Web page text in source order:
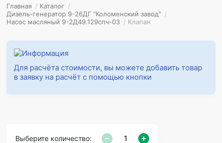
Главная / Каталог /
Дизель-генератор 9-26ДГ "Коломенский завод" /
Насос масляный 9-2Д49.129спч-03 / Клапан
Для расчёта стоимости, вы можете добавить товар
в заявку на расчёт с помощью кнопки
Выберите количество: